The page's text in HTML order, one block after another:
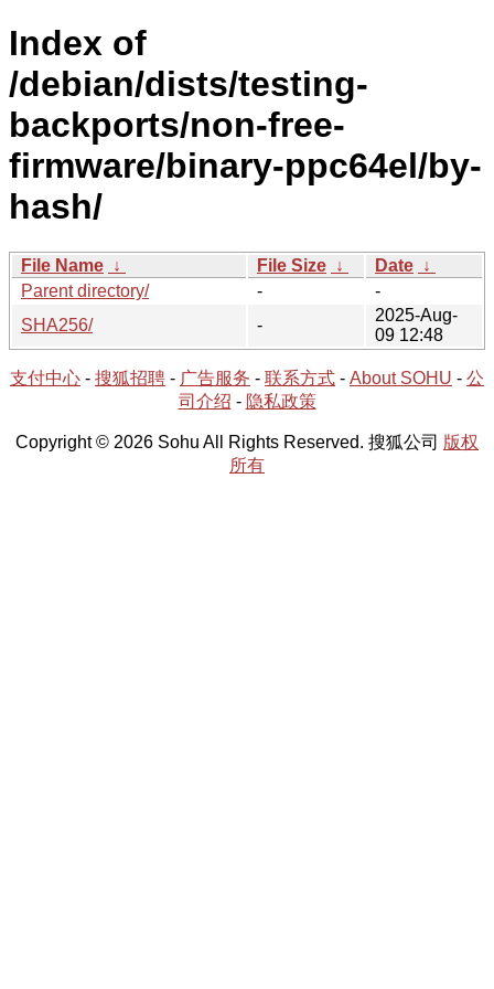
Index of
/debian/dists/testing-
backports/non-free-
firmware/binary-ppc64el/by-
hash/
File Name ↓ File Size ↓ Date ↓
Parent directory/
-
-
SHA256/
-
2025-Aug-
09 12:48
支付中心 - 搜狐招聘 - 广告服务 - 联系方式 - About SOHU - 公
司介绍 - 隐私政策
Copyright © 2026 Sohu All Rights Reserved. 搜狐公司 版权
所有